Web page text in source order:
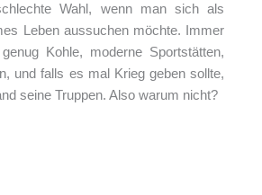
Wahl, wenn man sich als
Leben aussuchen möchte. Immer
Kohle, moderne Sportstätten,
und falls es mal Krieg geben sollte,
seine Truppen. Also warum nicht?